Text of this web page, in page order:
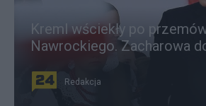
Kreml wściekły po
Nawrockiego. Zacharowa
Redakcja